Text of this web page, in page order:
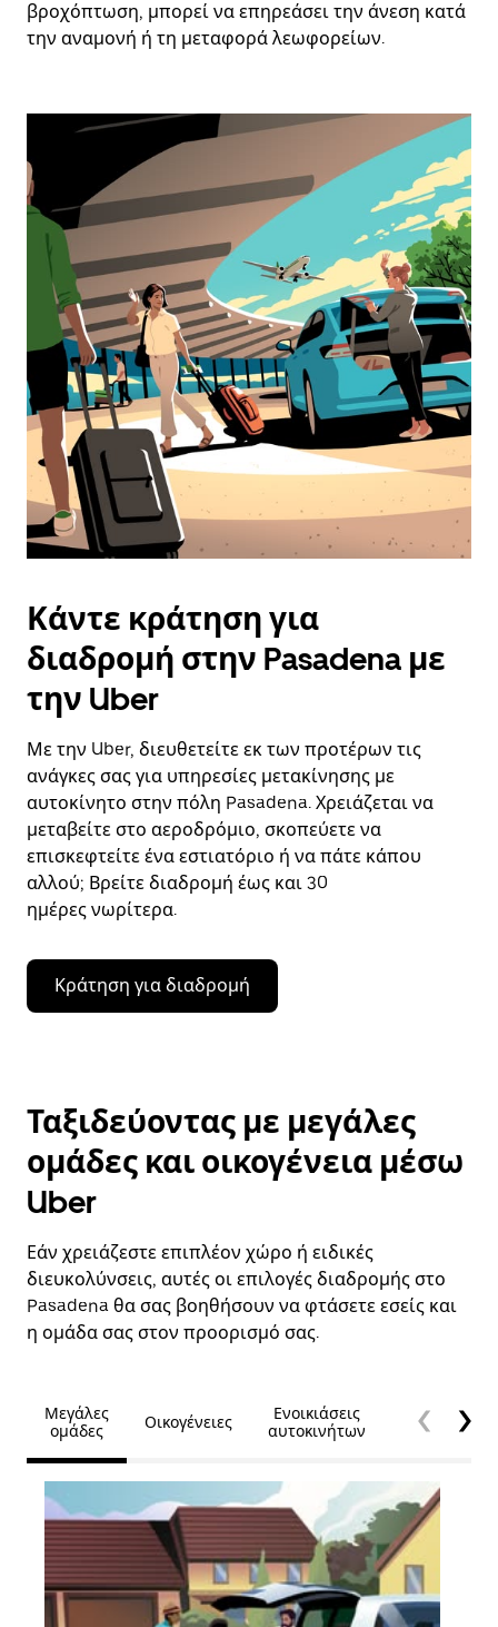
βροχόπτωση, μπορεί να επηρεάσει την άνεση κατά
την αναμονή ή τη μεταφορά λεωφορείων.
Κάντε κράτηση για
διαδρομή στην Pasadena με
την Uber
Με την Uber, διευθετείτε εκ των προτέρων τις
ανάγκες σας για υπηρεσίες μετακίνησης με
αυτοκίνητο στην πόλη Pasadena. Χρειάζεται να
μεταβείτε στο αεροδρόμιο, σκοπεύετε να
επισκεφτείτε ένα εστιατόριο ή να πάτε κάπου
αλλού; Βρείτε διαδρομή έως και 30
ημέρες νωρίτερα.
Κράτηση για διαδρομή
Ταξιδεύοντας με μεγάλες
ομάδες και οικογένεια μέσω
Uber
Εάν χρειάζεστε επιπλέον χώρο ή ειδικές
διευκολύνσεις, αυτές οι επιλογές διαδρομής στο
Pasadena θα σας βοηθήσουν να φτάσετε εσείς και
η ομάδα σας στον προορισμό σας.
Μεγάλες
ομάδες
Οικογένειες
Ενοικιάσεις
αυτοκινήτων